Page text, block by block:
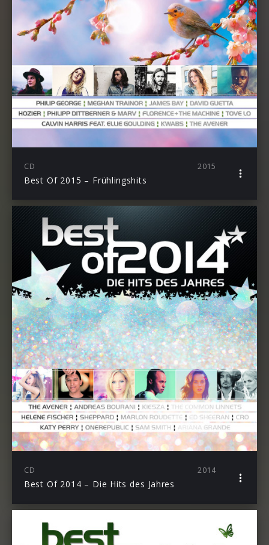
CD 2015
Best Of 2015 – Frühlingshits
CD 2014
Best Of 2014 – Die Hits des Jahres